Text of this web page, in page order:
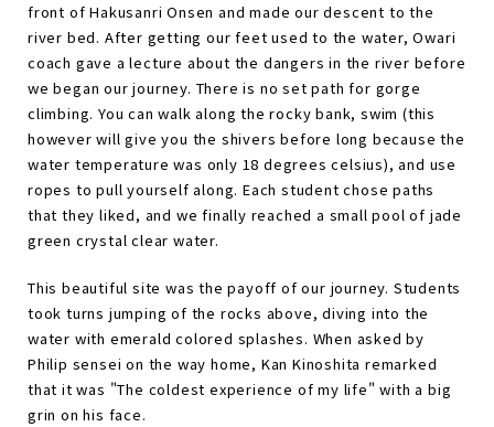
front of Hakusanri Onsen and made our descent to the
river bed. After getting our feet used to the water, Owari
coach gave a lecture about the dangers in the river before
we began our journey. There is no set path for gorge
climbing. You can walk along the rocky bank, swim (this
however will give you the shivers before long because the
water temperature was only 18 degrees celsius), and use
ropes to pull yourself along. Each student chose paths
that they liked, and we finally reached a small pool of jade
green crystal clear water.
This beautiful site was the payoff of our journey. Students
took turns jumping of the rocks above, diving into the
water with emerald colored splashes. When asked by
Philip sensei on the way home, Kan Kinoshita remarked
that it was "The coldest experience of my life" with a big
grin on his face.